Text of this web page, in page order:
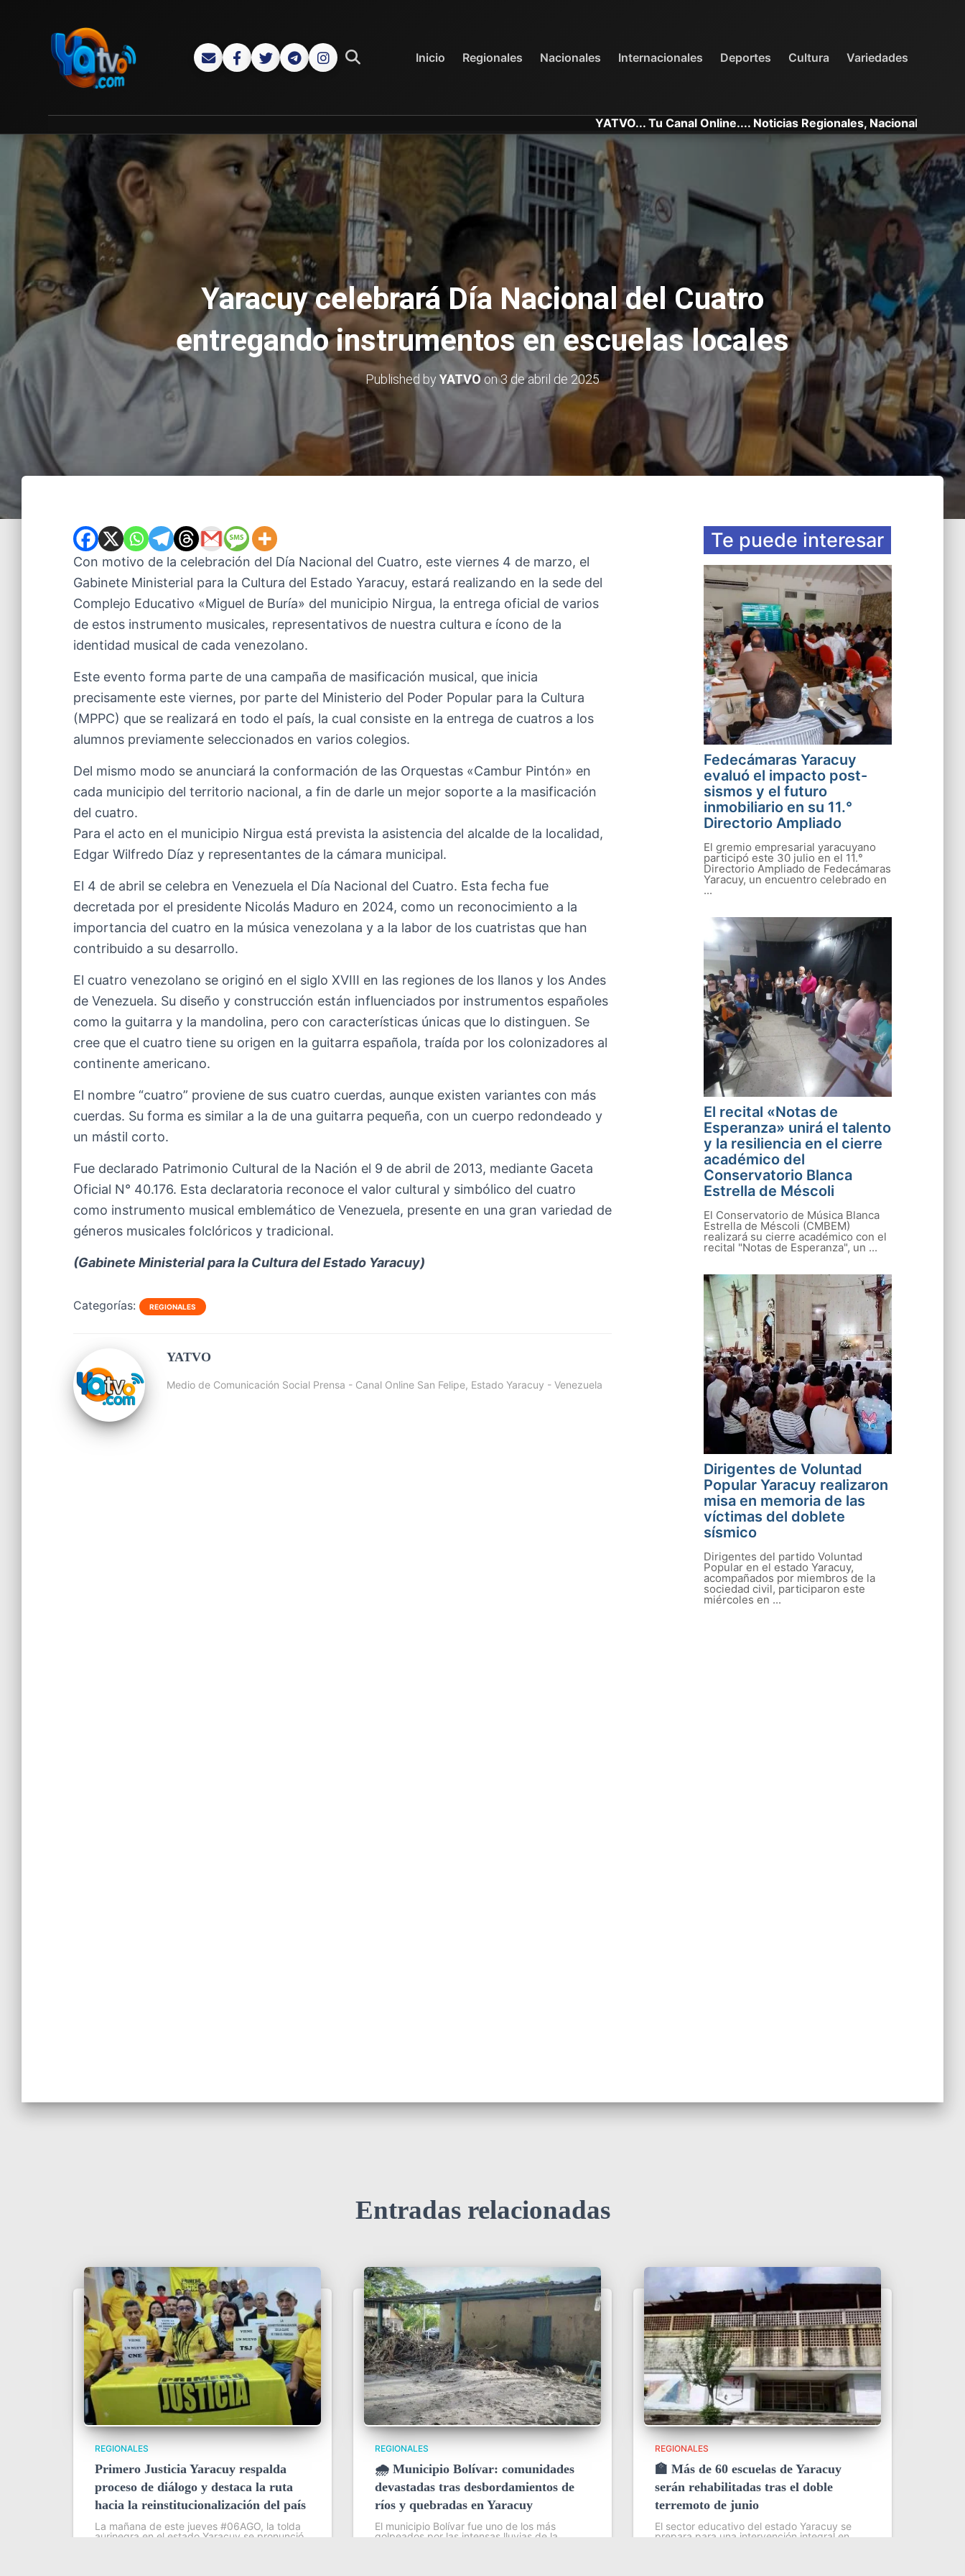
Inicio Regionales Nacionales Internacionales Deportes Cultura Variedades
YATVO... Tu Canal Online.... Noticias Regionales, Nacionales e Internacionales.
Yaracuy celebrará Día Nacional del Cuatro
entregando instrumentos en escuelas locales
Published by YATVOon3 de abril de 2025
Con motivo de la celebración del Día Nacional del Cuatro, este viernes 4 de marzo, el
Gabinete Ministerial para la Cultura del Estado Yaracuy, estará realizando en la sede del
Complejo Educativo «Miguel de Buría» del municipio Nirgua, la entrega oficial de varios
de estos instrumento musicales, representativos de nuestra cultura e ícono de la
identidad musical de cada venezolano.
Este evento forma parte de una campaña de masificación musical, que inicia
precisamente este viernes, por parte del Ministerio del Poder Popular para la Cultura
(MPPC) que se realizará en todo el país, la cual consiste en la entrega de cuatros a los
alumnos previamente seleccionados en varios colegios.
Del mismo modo se anunciará la conformación de las Orquestas «Cambur Pintón» en
cada municipio del territorio nacional, a fin de darle un mejor soporte a la masificación
del cuatro.
Para el acto en el municipio Nirgua está prevista la asistencia del alcalde de la localidad,
Edgar Wilfredo Díaz y representantes de la cámara municipal.
El 4 de abril se celebra en Venezuela el Día Nacional del Cuatro. Esta fecha fue
decretada por el presidente Nicolás Maduro en 2024, como un reconocimiento a la
importancia del cuatro en la música venezolana y a la labor de los cuatristas que han
contribuido a su desarrollo.
El cuatro venezolano se originó en el siglo XVIII en las regiones de los llanos y los Andes
de Venezuela. Su diseño y construcción están influenciados por instrumentos españoles
como la guitarra y la mandolina, pero con características únicas que lo distinguen. Se
cree que el cuatro tiene su origen en la guitarra española, traída por los colonizadores al
continente americano.
El nombre “cuatro” proviene de sus cuatro cuerdas, aunque existen variantes con más
cuerdas. Su forma es similar a la de una guitarra pequeña, con un cuerpo redondeado y
un mástil corto.
Fue declarado Patrimonio Cultural de la Nación el 9 de abril de 2013, mediante Gaceta
Oficial N° 40.176. Esta declaratoria reconoce el valor cultural y simbólico del cuatro
como instrumento musical emblemático de Venezuela, presente en una gran variedad de
géneros musicales folclóricos y tradicional.
(Gabinete Ministerial para la Cultura del Estado Yaracuy)
Categorías: REGIONALES
YATVO
Medio de Comunicación Social Prensa - Canal Online San Felipe, Estado Yaracuy - Venezuela
Te puede interesar
Fedecámaras Yaracuy
evaluó el impacto post-
sismos y el futuro
inmobiliario en su 11.°
Directorio Ampliado
El gremio empresarial yaracuyano
participó este 30 julio en el 11.°
Directorio Ampliado de Fedecámaras
Yaracuy, un encuentro celebrado en
...
El recital «Notas de
Esperanza» unirá el talento
y la resiliencia en el cierre
académico del
Conservatorio Blanca
Estrella de Méscoli
El Conservatorio de Música Blanca
Estrella de Méscoli (CMBEM)
realizará su cierre académico con el
recital "Notas de Esperanza", un ...
Dirigentes de Voluntad
Popular Yaracuy realizaron
misa en memoria de las
víctimas del doblete
sísmico
Dirigentes del partido Voluntad
Popular en el estado Yaracuy,
acompañados por miembros de la
sociedad civil, participaron este
miércoles en ...
Entradas relacionadas
REGIONALES
Primero Justicia Yaracuy respalda
proceso de diálogo y destaca la ruta
hacia la reinstitucionalización del país
La mañana de este jueves #06AGO, la tolda
aurinegra en el estado Yaracuy se pronunció
REGIONALES
🌧️ Municipio Bolívar: comunidades
devastadas tras desbordamientos de
ríos y quebradas en Yaracuy
El municipio Bolívar fue uno de los más
golpeados por las intensas lluvias de la
REGIONALES
🏫 Más de 60 escuelas de Yaracuy
serán rehabilitadas tras el doble
terremoto de junio
El sector educativo del estado Yaracuy se
prepara para una intervención integral en